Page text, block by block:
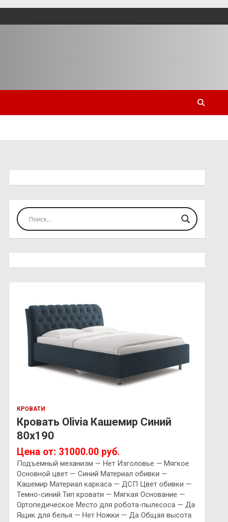
КРОВАТИ
Кровать Olivia Кашемир Синий
80х190
Цена от: 31000.00 руб.
Подъемный механизм — Нет Изголовье — Мягкое
Основной цвет — Синий Материал обивки —
Кашемир Материал каркаса — ДСП Цвет обивки —
Темно-синий Тип кровати — Мягкая Основание —
Ортопедическое Место для робота-пылесоса — Да
Ящик для белья — Нет Ножки — Да Общая высота